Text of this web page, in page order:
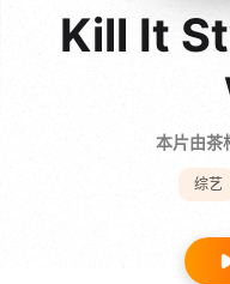
Kill It
本片由茶
综艺